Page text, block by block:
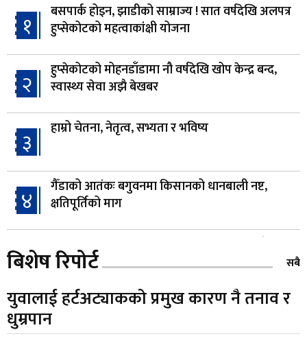
१
बसपार्क होइन, झाडीको साम्राज्य ! सात वर्षदेखि अलपत्र
हुप्सेकोटको महत्वाकांक्षी योजना
२
हुप्सेकोटको मोहनडाँडामा नौ वर्षदेखि खोप केन्द्र बन्द,
स्वास्थ्य सेवा अझै बेखबर
३ हाम्रो चेतना, नेतृत्व, सभ्यता र भविष्य
४
गैँडाको आतंकः बगुवनमा किसानको धानबाली नष्ट,
क्षतिपूर्तिको माग
५
स्थापनाको एक दशकपछि विनयी त्रिवेणीको आफ्नै
प्रशासकीय भवनको शिलान्यास
६
भरतपुर अस्पतालद्वारा आइसियुमा प्रतिक्षारत बिरामीको
नाम ‘डिस्प्ले बोर्ड’मा
बिशेष रिपोर्ट सबै
युवालाई हर्टअट्याकको प्रमुख कारण नै तनाव र
धुम्रपान